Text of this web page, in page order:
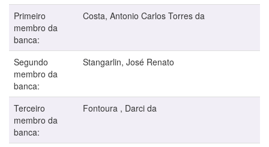
Primeiro
membro da
banca:
Costa, Antonio Carlos Torres da
Segundo
membro da
banca:
Stangarlin, José Renato
Terceiro
membro da
banca:
Fontoura , Darci da